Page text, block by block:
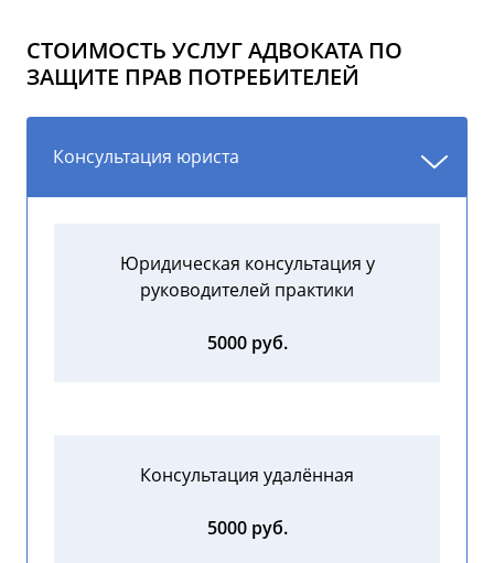
СТОИМОСТЬ УСЛУГ АДВОКАТА ПО
ЗАЩИТЕ ПРАВ ПОТРЕБИТЕЛЕЙ
Консультация юриста
Юридическая консультация у
руководителей практики
5000 руб.
Консультация удалённая
5000 руб.